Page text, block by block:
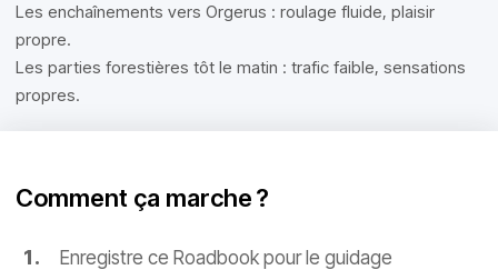
Les enchaînements vers Orgerus : roulage fluide, plaisir
propre.
Les parties forestières tôt le matin : trafic faible, sensations
propres.
Comment ça marche ?
Enregistre ce Roadbook pour le guidage